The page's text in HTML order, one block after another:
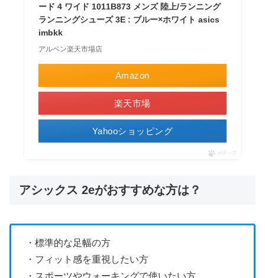
ード 4 ワイド 1011B873 メンズ 陸上/ランニング
ランニングシューズ 3E : ブルー×ホワイト asics
imbkk
アルペン楽天市場店
Amazon
楽天市場
Yahooショッピング
ポチップ
アシックス 2eがおすすめな方は？
・標準的な足幅の方
・フィット感を重視したい方
・スポーツやウォーキングで使いたい方